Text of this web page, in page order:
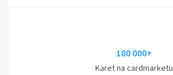
180 000+
Karet na cardmarketu